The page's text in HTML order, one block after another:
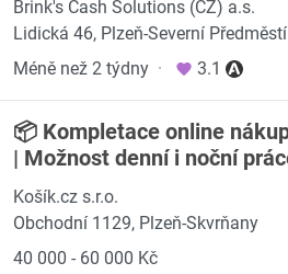
Brink's Cash Solutions (CZ) a.s.
Lidická 46, Plzeň-Severní Předměstí
Méně než 2 týdny · 3.1
📦 Kompletace online
| Možnost denní i noční
Košík.cz s.r.o.
Obchodní 1129, Plzeň-Skvrňany
40 000 - 60 000 Kč